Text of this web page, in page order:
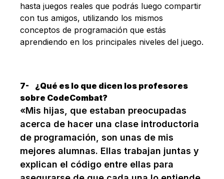
hasta juegos reales que podrás luego compartir
con tus amigos, utilizando los mismos
conceptos de programación que estás
aprendiendo en los principales niveles del juego.
7-
¿Qué es lo que dicen los profesores
sobre CodeCombat?
«Mis hijas, que estaban preocupadas
acerca de hacer una clase introductoria
de programación, son unas de mis
mejores alumnas. Ellas trabajan juntas y
explican el código entre ellas para